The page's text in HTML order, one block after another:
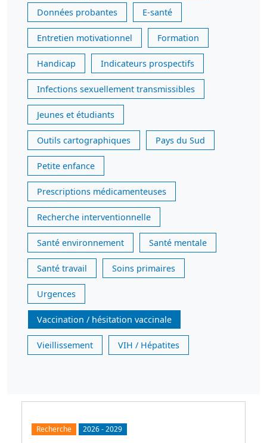
Données probantes E-santé
Entretien motivationnel Formation
Handicap Indicateurs prospectifs
Infections sexuellement transmissibles
Jeunes et étudiants
Outils cartographiques Pays du Sud
Petite enfance
Prescriptions médicamenteuses
Recherche interventionnelle
Santé environnement Santé mentale
Santé travail Soins primaires
Urgences
Vaccination / hésitation vaccinale
Vieillissement VIH / Hépatites
Recherche 2026-2029